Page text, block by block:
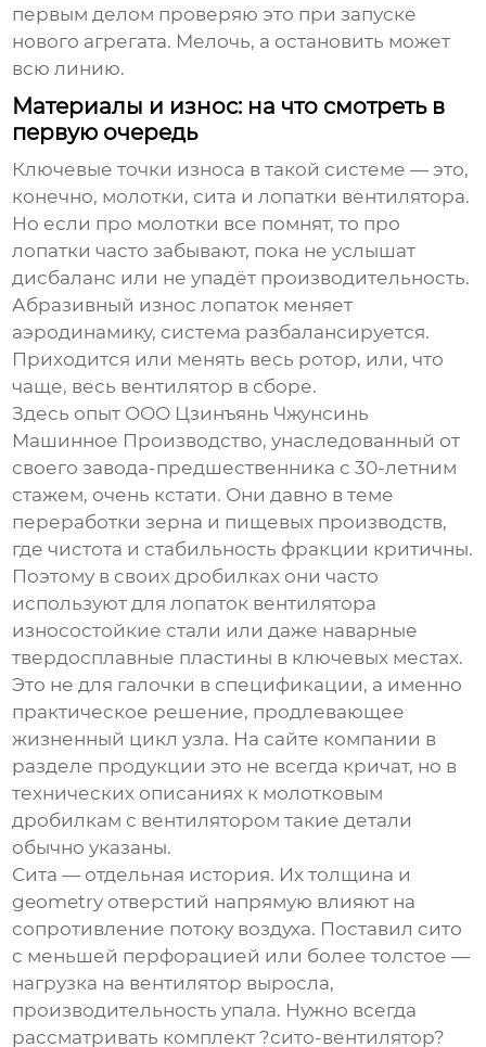
первым делом проверяю это при запуске
нового агрегата. Мелочь, а остановить может
всю линию.
Материалы и износ: на что смотреть в
первую очередь
Ключевые точки износа в такой системе — это,
конечно, молотки, сита и лопатки вентилятора.
Но если про молотки все помнят, то про
лопатки часто забывают, пока не услышат
дисбаланс или не упадёт производительность.
Абразивный износ лопаток меняет
аэродинамику, система разбалансируется.
Приходится или менять весь ротор, или, что
чаще, весь вентилятор в сборе.
Здесь опыт ООО Цзинъянь Чжунсинь
Машинное Производство, унаследованный от
своего завода-предшественника с 30-летним
стажем, очень кстати. Они давно в теме
переработки зерна и пищевых производств,
где чистота и стабильность фракции критичны.
Поэтому в своих дробилках они часто
используют для лопаток вентилятора
износостойкие стали или даже наварные
твердосплавные пластины в ключевых местах.
Это не для галочки в спецификации, а именно
практическое решение, продлевающее
жизненный цикл узла. На сайте компании в
разделе продукции это не всегда кричат, но в
технических описаниях к молотковым
дробилкам с вентилятором такие детали
обычно указаны.
Сита — отдельная история. Их толщина и
geometry отверстий напрямую влияют на
сопротивление потоку воздуха. Поставил сито
с меньшей перфорацией или более толстое —
нагрузка на вентилятор выросла,
производительность упала. Нужно всегда
рассматривать комплект ?сито-вентилятор?